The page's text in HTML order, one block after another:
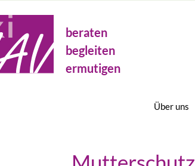
beraten
begleiten
ermutigen
Über uns